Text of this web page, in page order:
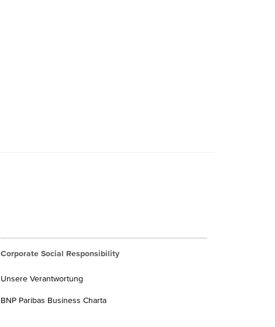
Corporate Social Responsibility
Unsere Verantwortung
BNP Paribas Business Charta